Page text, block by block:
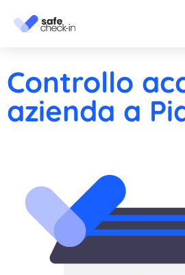
Controllo
azienda a